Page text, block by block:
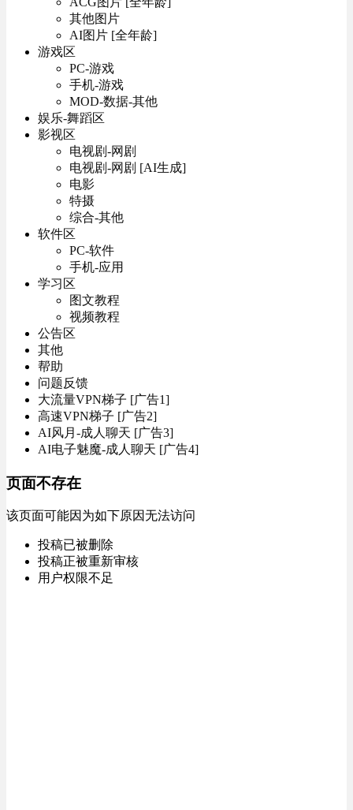
其他图片
AI图片 [全年龄]
游戏区
PC-游戏
手机-游戏
MOD-数据-其他
娱乐-舞蹈区
影视区
电视剧-网剧
电视剧-网剧 [AI生成]
电影
特摄
综合-其他
软件区
PC-软件
手机-应用
学习区
图文教程
视频教程
公告区
其他
帮助
问题反馈
大流量VPN梯子 [广告1]
高速VPN梯子 [广告2]
AI风月-成人聊天 [广告3]
AI电子魅魔-成人聊天 [广告4]
页面不存在
该页面可能因为如下原因无法访问
投稿已被删除
投稿正被重新审核
用户权限不足